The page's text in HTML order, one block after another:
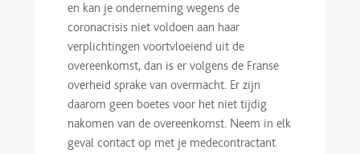
en kan je onderneming wegens de
coronacrisis niet voldoen aan haar
verplichtingen voortvloeiend uit de
overeenkomst, dan is er volgens de Franse
overheid sprake van overmacht. Er zijn
daarom geen boetes voor het niet tijdig
nakomen van de overeenkomst. Neem in elk
geval contact op met je medecontractant